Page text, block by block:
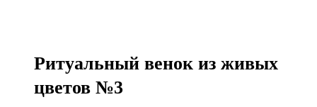
Ритуальный венок из живых
цветов №3